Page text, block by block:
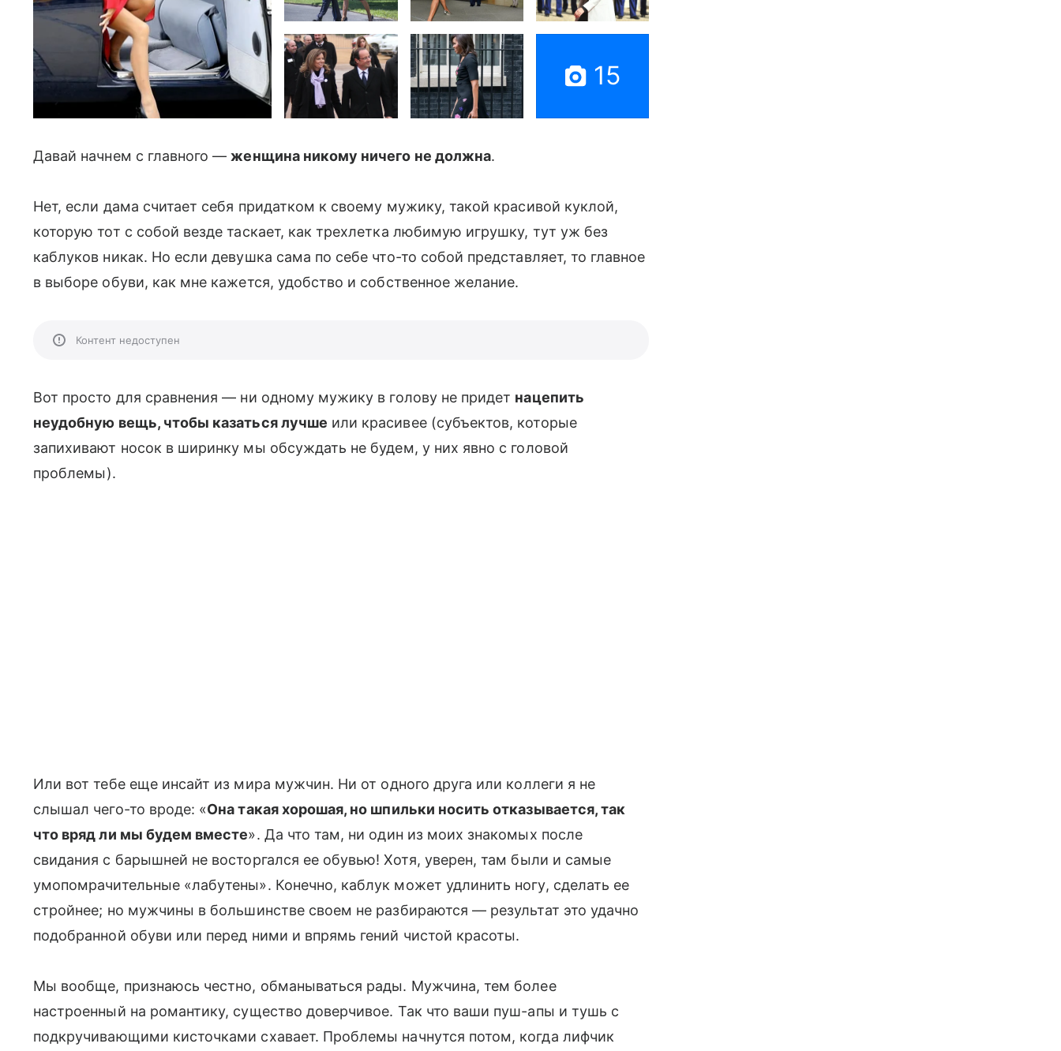
15
Давай начнем с главного —женщина никому ничего не должна.
Нет, если дама считает себя придатком к своему мужику, такой красивой куклой,
которую тот с собой везде таскает, как трехлетка любимую игрушку, тут уж без
каблуков никак. Но если девушка сама по себе что-то собой представляет, то главное
в выборе обуви, как мне кажется, удобство и собственное желание.
Контент недоступен
Вот просто для сравнения — ни одному мужику в голову не придет нацепить
неудобную вещь, чтобы казаться лучше или красивее (субъектов, которые
запихивают носок в ширинку мы обсуждать не будем, у них явно с головой
проблемы).
Или вот тебе еще инсайт из мира мужчин. Ни от одного друга или коллеги я не
слышал чего-то вроде: «Она такая хорошая, но шпильки носить отказывается, так
что вряд ли мы будем вместе». Да что там, ни один из моих знакомых после
свидания с барышней не восторгался ее обувью! Хотя, уверен, там были и самые
умопомрачительные «лабутены». Конечно, каблук может удлинить ногу, сделать ее
стройнее; но мужчины в большинстве своем не разбираются — результат это удачно
подобранной обуви или перед ними и впрямь гений чистой красоты.
Мы вообще, признаюсь честно, обманываться рады. Мужчина, тем более
настроенный на романтику, существо доверчивое. Так что ваши пуш-апы и тушь с
подкручивающими кисточками схавает. Проблемы начнутся потом, когда лифчик